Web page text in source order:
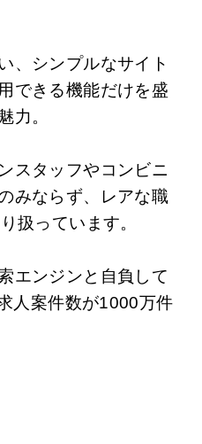
、シンプルなサイト
できる機能だけを盛
力。
スタッフやコンビニ
みならず、レアな職
扱っています。
エンジンと自負して
人案件数が1000万件